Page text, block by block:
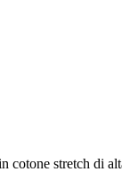
cotone stretch di